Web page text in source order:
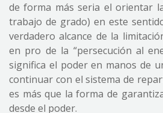
de forma más seria el orientar
trabajo de grado) en este
verdadero alcance de la
en pro de la “persecución al
significa el poder en manos de
continuar con el sistema de
es más que la forma de
desde el poder.